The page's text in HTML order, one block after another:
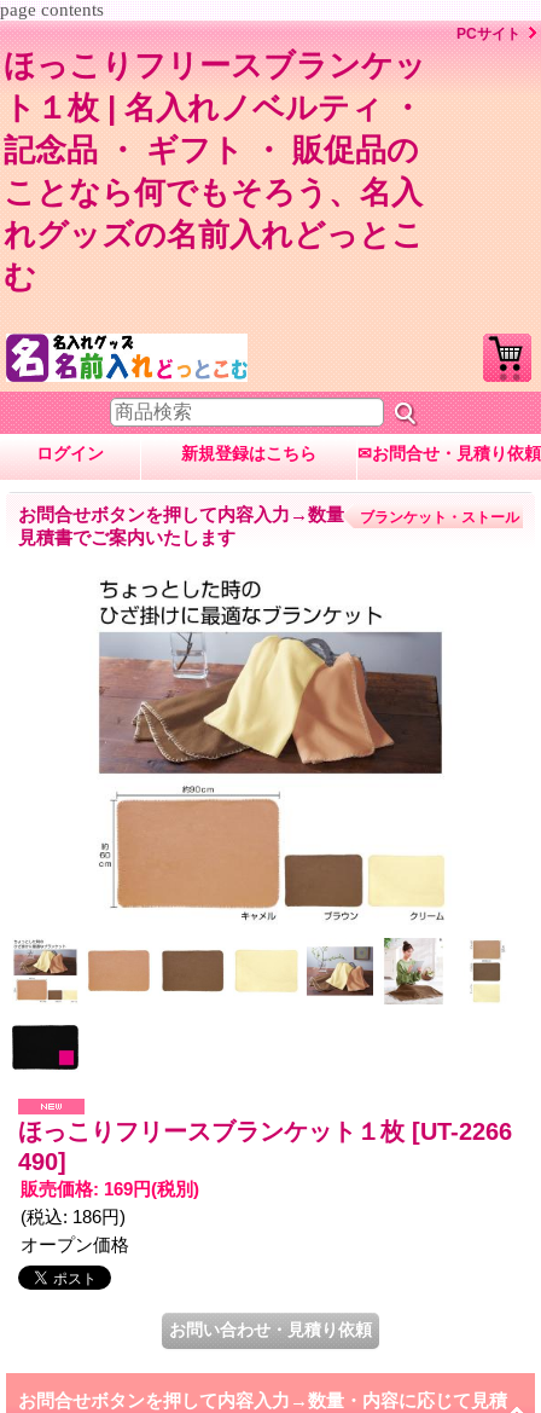
page contents
ほっこりフリースブランケッ
ト１枚 | 名入れノベルティ ・
記念品 ・ ギフト ・ 販促品の
ことなら何でもそろう、名入
れグッズの名前入れどっとこ
む
PCサイト
ログイン 新規登録はこちら ✉お問合せ・見積り依頼
お問合せボタンを押して内容入力→数量・内容に応じて
見積書でご案内いたします
ブランケット・ストール
ほっこりフリースブランケット１枚 [UT-2266
490]
販売価格: 169円(税別)
(税込: 186円)
オープン価格
お問合せボタンを押して内容入力→数量・内容に応じて見積